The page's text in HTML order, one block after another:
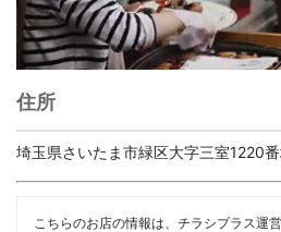
住所
埼玉県さいたま市緑区大字三室1220番
こちらのお店の情報は、チラシプラス運